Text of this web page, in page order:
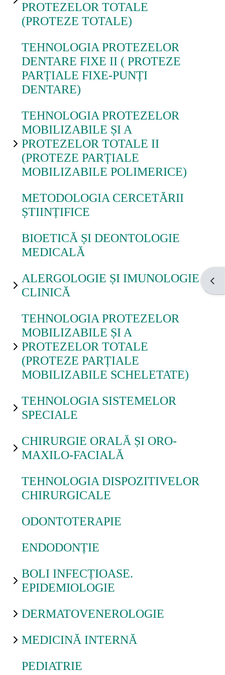
Grupe
Ajutor
Formular
de
contact
Forgot
password
PROTEZELOR TOTALE
(PROTEZE TOTALE)
TEHNOLOGIA PROTEZELOR
DENTARE FIXE II ( PROTEZE
PARȚIALE FIXE-PUNȚI
DENTARE)
TEHNOLOGIA PROTEZELOR
MOBILIZABILE ȘI A
PROTEZELOR TOTALE II
(PROTEZE PARȚIALE
MOBILIZABILE POLIMERICE)
METODOLOGIA CERCETĂRII
ȘTIINȚIFICE
BIOETICĂ ȘI DEONTOLOGIE
MEDICALĂ
ALERGOLOGIE ȘI IMUNOLOGIE
CLINICĂ
TEHNOLOGIA PROTEZELOR
MOBILIZABILE ȘI A
PROTEZELOR TOTALE
(PROTEZE PARȚIALE
MOBILIZABILE SCHELETATE)
TEHNOLOGIA SISTEMELOR
SPECIALE
CHIRURGIE ORALĂ ȘI ORO-
MAXILO-FACIALĂ
TEHNOLOGIA DISPOZITIVELOR
CHIRURGICALE
ODONTOTERAPIE
ENDODONȚIE
BOLI INFECȚIOASE.
EPIDEMIOLOGIE
DERMATOVENEROLOGIE
MEDICINĂ INTERNĂ
PEDIATRIE